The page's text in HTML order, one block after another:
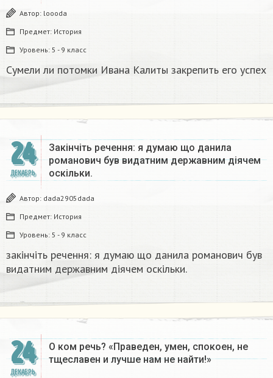
Автор: loooda
Предмет: История
Уровень: 5 - 9 класс
Сумели ли потомки Ивана Калиты закрепить его успех
24
ДЕКАБРЬ
Закінчіть речення: я думаю що данила
романович був видатним державним діячем
оскільки.
Автор: dada2905dada
Предмет: История
Уровень: 5 - 9 класс
закінчіть речення: я думаю що данила романович був
видатним державним діячем оскільки.
24
ДЕКАБРЬ
О ком речь? «Праведен, умен, спокоен, не
тщеславен и лучше нам не найти!»